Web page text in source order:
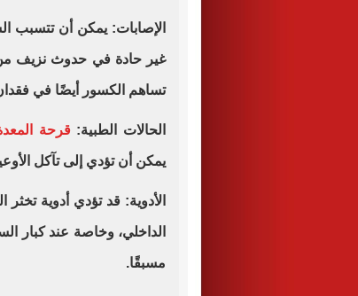
الإصابات: يمكن أن تتسبب
غير حادة في حدوث نزيف
تساهم الكسور أيضًا في
الحالات الطبية:قرحة
يمكن أن تؤدي إلى تآكل
الأدوية: قد تؤدي أدوية
الداخلي، وخاصة عند كبار
مسبقًا.